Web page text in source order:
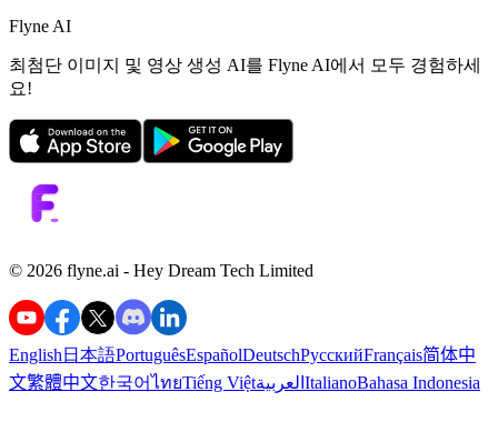
Flyne AI
최첨단 이미지 및 영상 생성 AI를 Flyne AI에서 모두 경험하세
요!
©️ 2026 flyne.ai - Hey Dream Tech Limited
English 日本語PortuguêsEspañolDeutschРусскийFrançais简体中
文繁體中文한국어ไทยTiếng Việtالعربية ItalianoBahasa Indonesia